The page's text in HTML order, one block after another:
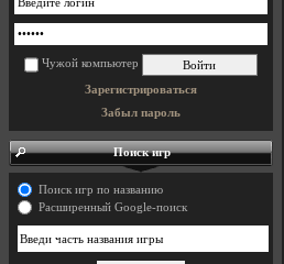
Чужой компьютер
Зарегистрироваться
Забыл пароль
Поиск игр
Поиск игр по названию
Расширенный Google-поиск